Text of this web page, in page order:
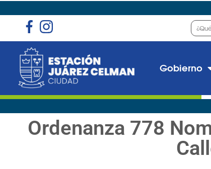
Gobierno
Ordenanza 778